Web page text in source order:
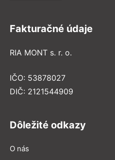
Fakturačné údaje
RIA MONT s. r. o.
IČO: 53878027
DIČ: 2121544909
Dôležité odkazy
O nás